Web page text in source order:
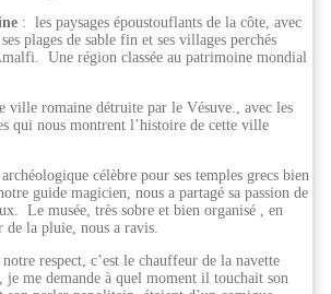
: les paysages époustouflants de la côte, avec
plages de sable fin et ses villages perchés
Une région classée au patrimoine mondial
romaine détruite par le Vésuve., avec les
qui nous montrent l’histoire de cette ville
célèbre pour ses temples grecs bien
guide magicien, nous a partagé sa passion de
Le musée, très sobre et bien organisé , en
de la pluie, nous a ravis.
respect, c’est le chauffeur de la navette
je me demande à quel moment il touchait son